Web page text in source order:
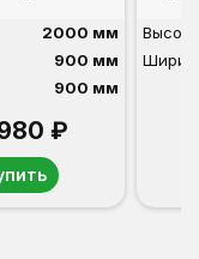
2000 мм
900 мм
900 мм
₽
Высота